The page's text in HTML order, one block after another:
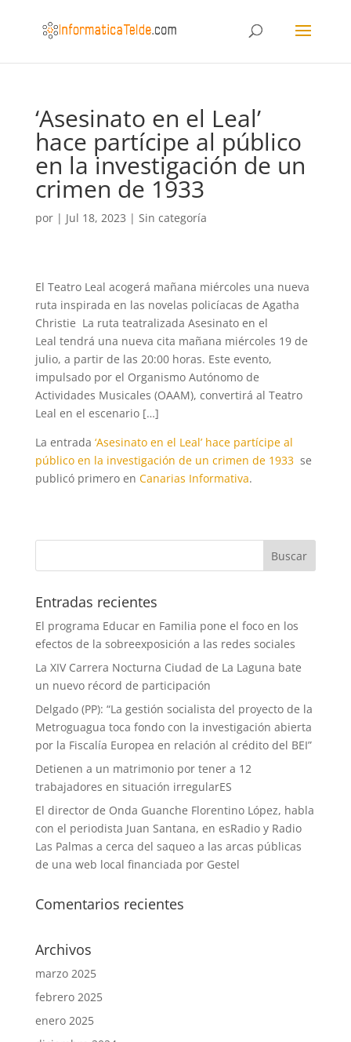
‘Asesinato en el Leal’
hace partícipe al público
en la investigación de un
crimen de 1933
por | Jul 18, 2023 | Sin categoría
El Teatro Leal acogerá mañana miércoles una nueva
ruta inspirada en las novelas policíacas de Agatha
Christie La ruta teatralizada Asesinato en el
Leal tendrá una nueva cita mañana miércoles 19 de
julio, a partir de las 20:00 horas. Este evento,
impulsado por el Organismo Autónomo de
Actividades Musicales (OAAM), convertirá al Teatro
Leal en el escenario […]
La entrada ‘Asesinato en el Leal’ hace partícipe al
público en la investigación de un crimen de 1933 se
publicó primero en Canarias Informativa.
Entradas recientes
El programa Educar en Familia pone el foco en los
efectos de la sobreexposición a las redes sociales
La XIV Carrera Nocturna Ciudad de La Laguna bate
un nuevo récord de participación
Delgado (PP): “La gestión socialista del proyecto de la
Metroguagua toca fondo con la investigación abierta
por la Fiscalía Europea en relación al crédito del BEI”
Detienen a un matrimonio por tener a 12
trabajadores en situación irregularES
El director de Onda Guanche Florentino López, habla
con el periodista Juan Santana, en esRadio y Radio
Las Palmas a cerca del saqueo a las arcas públicas
de una web local financiada por Gestel
Comentarios recientes
Archivos
marzo 2025
febrero 2025
enero 2025